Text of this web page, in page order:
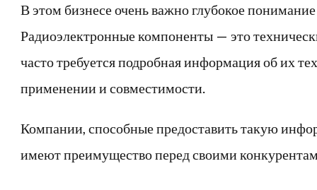
В этом бизнесе очень важно глубокое
Радиоэлектронные компоненты — это
часто требуется подробная информация об их
применении и совместимости.
Компании, способные предоставить такую
имеют преимущество перед своими